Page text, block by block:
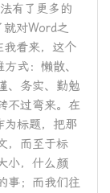
有了更多的
就对Word之
我看来，这个
式：懒散、
、务实、勤勉
不过弯来。在
为标题，把那
，而至于标
小，什么颜
事；而我们往